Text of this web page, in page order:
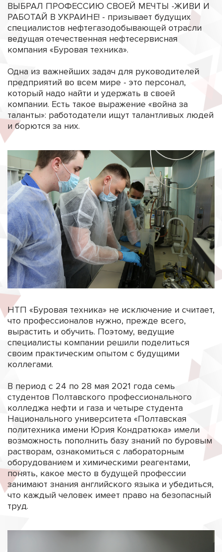
ВЫБРАЛ ПРОФЕССИЮ СВОЕЙ МЕЧТЫ -ЖИВИ И
РАБОТАЙ В УКРАИНЕ! - призывает будущих
специалистов нефтегазодобывающей отрасли
ведущая отечественная нефтесервисная
компания «Буровая техника».
Одна из важнейших задач для руководителей
предприятий во всем мире - это персонал,
который надо найти и удержать в своей
компании. Есть такое выражение «война за
таланты»: работодатели ищут талантливых людей
и борются за них.
НТП «Буровая техника» не исключение и считает,
что профессионалов нужно, прежде всего,
вырастить и обучить. Поэтому, ведущие
специалисты компании решили поделиться
своим практическим опытом с будущими
коллегами.
В период с 24 по 28 мая 2021 года семь
студентов Полтавского профессионального
колледжа нефти и газа и четыре студента
Национального университета «Полтавская
политехника имени Юрия Кондратюка» имели
возможность пополнить базу знаний по буровым
растворам, ознакомиться с лабораторным
оборудованием и химическими реагентами,
понять, какое место в будущей профессии
занимают знания английского языка и убедиться,
что каждый человек имеет право на безопасный
труд.